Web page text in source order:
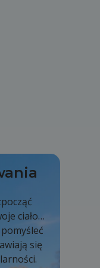
ciało
się